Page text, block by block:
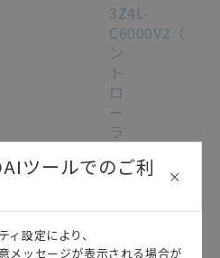
3Z4L-
C6000V2（コ
ン
ト
ロ
ー
ラ
レ
ザ
イ
2012/10/05
ツールでのご利
設定により、
メッセージが表示される場合が